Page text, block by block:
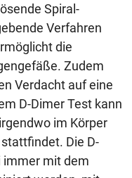
Spiral-
Verfahren
die
Zudem
Verdacht auf eine
D-Dimer Test kann
im Körper
Die D-
immer mit dem